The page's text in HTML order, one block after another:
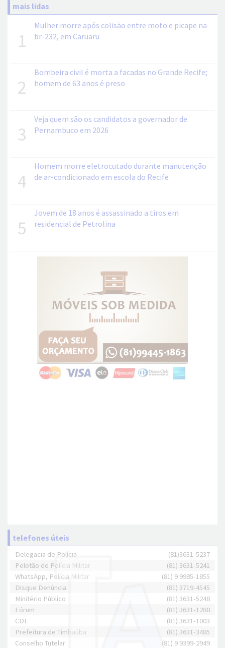
mais lidas
1
Mulher morre após colisão entre moto e picape na
br-232, em Caruaru
2
Bombeira civil é morta a facadas no Grande Recife;
homem de 63 anos é preso
3
Veja quem são os candidatos a governador de
Pernambuco em 2026
4
Homem morre eletrocutado durante manutenção
de ar-condicionado em escola do Recife
5
Jovem de 18 anos é assassinado a tiros em
residencial de Petrolina
telefones úteis
Delegacia de Polícia
(81)3631-5237
Pelotão de Polícia Militar
(81) 3631-5241
WhatsApp, Polícia Militar
(81) 9 9985-1855
Disque Denúncia
(81) 3719-4545
Minitério Público
(81) 3631-5248
Fórum
(81) 3631-1288
CDL
(81) 3631-1003
Prefeitura de Timbaúba
(81) 3631-3485
Conselho Tutelar
(81) 9 9399-2949